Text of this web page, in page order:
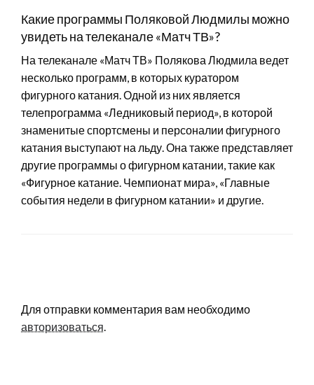
Какие программы Поляковой Людмилы можно
увидеть на телеканале «Матч ТВ»?
На телеканале «Матч ТВ» Полякова Людмила ведет
несколько программ, в которых куратором
фигурного катания. Одной из них является
телепрограмма «Ледниковый период», в которой
знаменитые спортсмены и персоналии фигурного
катания выступают на льду. Она также представляет
другие программы о фигурном катании, такие как
«Фигурное катание. Чемпионат мира», «Главные
события недели в фигурном катании» и другие.
Для отправки комментария вам необходимо
авторизоваться.